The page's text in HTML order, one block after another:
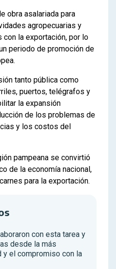
obra asalariada para
agropecuarias y
con la exportación, por lo
periodo de promoción de
tanto pública como
puertos, telégrafos y
la expansión
de los problemas de
y los costos del
pampeana se convirtió
de la economía nacional,
para la exportación.
con esta tarea y
desde la más
y el compromiso con la